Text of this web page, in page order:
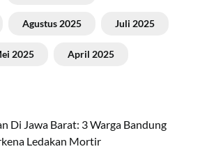
Agustus 2025 Juli 2025
2025 April 2025
Di Jawa Barat: 3 Warga Bandung
Ledakan Mortir